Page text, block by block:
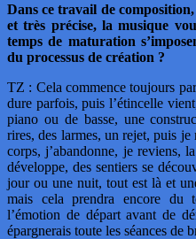
Dans ce travail de
et très précise, la musique
temps de maturation
du processus de création ?
TZ : Cela commence toujours
dure parfois, puis l’étincelle
piano ou de basse, une
rires, des larmes, un rejet, puis je
corps, j’abandonne, je reviens,
développe, des sentiers se
jour ou une nuit, tout est là et
mais cela prendra encore du
l’émotion de départ avant de
épargnerais toute les séances de